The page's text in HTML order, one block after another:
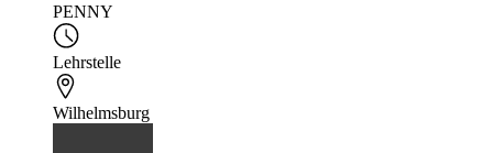
PENNY
Lehrstelle
Wilhelmsburg